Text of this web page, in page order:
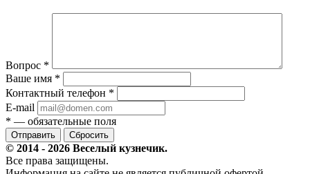
Вопрос *
Ваше имя *
Контактный телефон *
E-mail
* — обязательные поля
Сбросить
© 2014 - 2026 Веселый кузнечик.
Все права защищены.